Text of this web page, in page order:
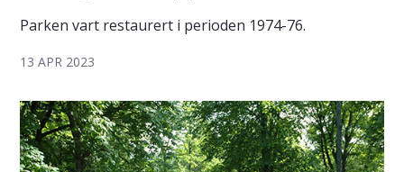
Parken vart restaurert i perioden 1974-76.
13 APR 2023